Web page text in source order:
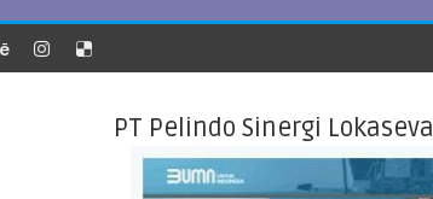
PT Pelindo Sinergi Lokaseva